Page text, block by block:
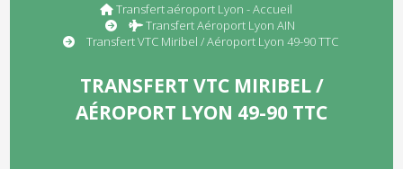
Transfert aéroport Lyon - Accueil
Transfert Aéroport Lyon AIN
Transfert VTC Miribel / Aéroport Lyon 49-90 TTC
TRANSFERT VTC MIRIBEL /
AÉROPORT LYON 49-90 TTC